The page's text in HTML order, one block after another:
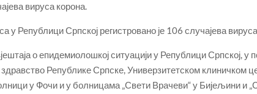
вируса корона.
Републици Српској регистровано је 106 случајева
о епидемиолошкој ситуацији у Републици Српској,
здравство Републике Српске, Универзитетском клиничком
у Фочи и у болницама „Свети Врачеви“ у Бијељини и